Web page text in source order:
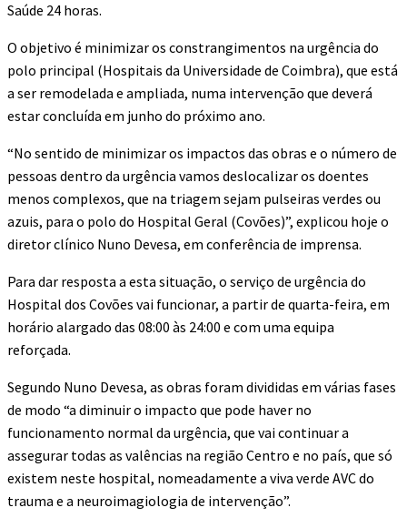
Saúde 24 horas.
O objetivo é minimizar os constrangimentos na urgência do
polo principal (Hospitais da Universidade de Coimbra), que está
a ser remodelada e ampliada, numa intervenção que deverá
estar concluída em junho do próximo ano.
“No sentido de minimizar os impactos das obras e o número de
pessoas dentro da urgência vamos deslocalizar os doentes
menos complexos, que na triagem sejam pulseiras verdes ou
azuis, para o polo do Hospital Geral (Covões)”, explicou hoje o
diretor clínico Nuno Devesa, em conferência de imprensa.
Para dar resposta a esta situação, o serviço de urgência do
Hospital dos Covões vai funcionar, a partir de quarta-feira, em
horário alargado das 08:00 às 24:00 e com uma equipa
reforçada.
Segundo Nuno Devesa, as obras foram divididas em várias fases
de modo “a diminuir o impacto que pode haver no
funcionamento normal da urgência, que vai continuar a
assegurar todas as valências na região Centro e no país, que só
existem neste hospital, nomeadamente a viva verde AVC do
trauma e a neuroimagiologia de intervenção”.